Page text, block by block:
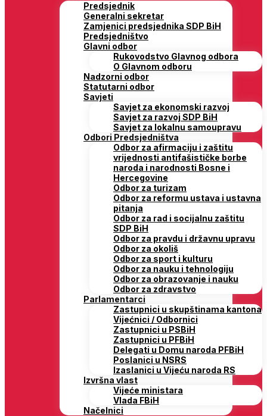
Predsjednik
Generalni sekretar
Zamjenici predsjednika SDP BiH
Predsjedništvo
Glavni odbor
Rukovodstvo Glavnog odbora
O Glavnom odboru
Nadzorni odbor
Statutarni odbor
Savjeti
Savjet za ekonomski razvoj
Savjet za razvoj SDP BiH
Savjet za lokalnu samoupravu
Odbori Predsjedništva
Odbor za afirmaciju i zaštitu
vrijednosti antifašističke borbe
naroda i narodnosti Bosne i
Hercegovine
Odbor za turizam
Odbor za reformu ustava i ustavna
pitanja
Odbor za rad i socijalnu zaštitu
SDP BiH
Odbor za pravdu i državnu upravu
Odbor za okoliš
Odbor za sport i kulturu
Odbor za nauku i tehnologiju
Odbor za obrazovanje i nauku
Odbor za zdravstvo
Parlamentarci
Zastupnici u skupštinama kantona
Vijećnici / Odbornici
Zastupnici u PSBiH
Zastupnici u PFBiH
Delegati u Domu naroda PFBiH
Poslanici u NSRS
Izaslanici u Vijeću naroda RS
Izvršna vlast
Vijeće ministara
Vlada FBiH
Načelnici